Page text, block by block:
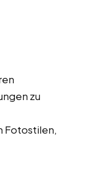
zu
Fotostilen,